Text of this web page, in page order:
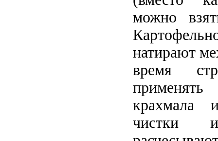
можно
натирают
время
крахмала
чистки